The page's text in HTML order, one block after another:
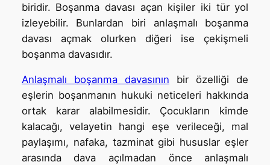
biridir. Boşanma davası açan kişiler iki tür yol
izleyebilir. Bunlardan biri anlaşmalı boşanma
davası açmak olurken diğeri ise çekişmeli
boşanma davasıdır.
Anlaşmalı boşanma davasının bir özelliği de
eşlerin boşanmanın hukuki neticeleri hakkında
ortak karar alabilmesidir. Çocukların kimde
kalacağı, velayetin hangi eşe verileceği, mal
paylaşımı, nafaka, tazminat gibi hususlar eşler
arasında dava açılmadan önce anlaşmalı